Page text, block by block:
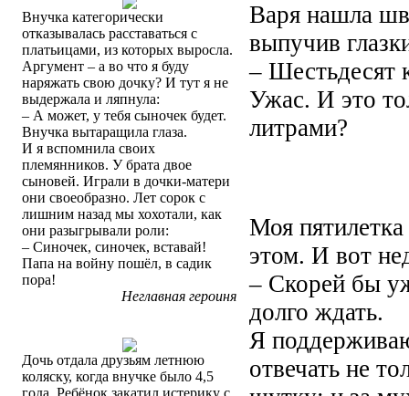
Внучка категорически
отказывалась расставаться с
платьицами, из которых выросла.
Аргумент – а во что я буду
наряжать свою дочку? И тут я не
выдержала и ляпнула:
– А может, у тебя сыночек будет.
Внучка вытаращила глаза.
И я вспомнила своих
племянников. У брата двое
сыновей. Играли в дочки-матери
они своеобразно. Лет сорок с
лишним назад мы хохотали, как
они разыгрывали роли:
– Синочек, синочек, вставай!
Папа на войну пошёл, в садик
пора!
Неглавная героиня
Дочь отдала друзьям летнюю
коляску, когда внучке было 4,5
Варя нашла
выпучив
– Шестьдесят
Ужас. И это
литрами?
Моя
этом. И вот
– Скорей бы
долго ждать.
Я
отвечать не